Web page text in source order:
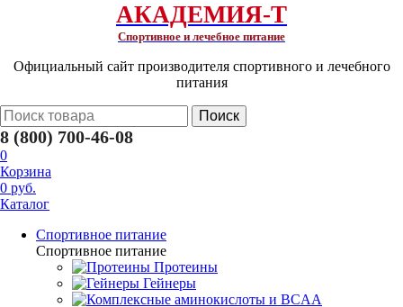
АКАДЕМИЯ-Т
Спортивное и лечебное питание
Официальный сайт производителя спортивного и лечебного
питания
Поиск
8 (800) 700-46-08
0
Корзина
0 руб.
Каталог
Спортивное питание
Спортивное питание
Протеины
Гейнеры